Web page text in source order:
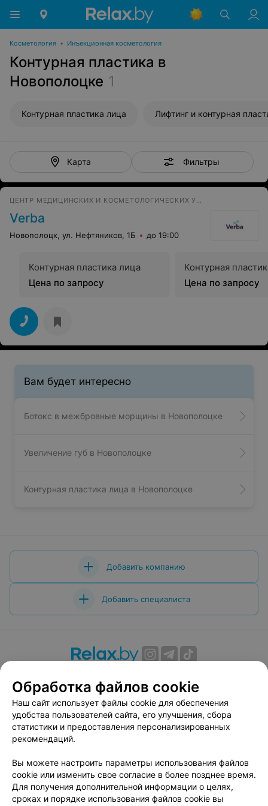
Косметология • Инъекционная косметология
Контурная пластика в
Новополоцке 1
Контурная пластика лица Лифтинг и контурная пластика
Карта Фильтры
ЦЕНТР МЕДИЦИНСКИХ И КОСМЕТОЛОГИЧЕСКИХ УСЛУГ
Verba
Новополоцк, ул. Нефтяников, 1Б до 19:00
Контурная пластика лица
Цена по запросу
Контурная
Цена по запросу
Вам будет интересно
Ботокс в межбровные морщины в Новополоцке
Увеличение губ в Новополоцке
Контурная пластика лица в Новополоцке
Добавить компанию
Добавить специалиста
Вакансии
Публичный договор
Способы оплаты
Публичный договор по использованию сервиса
«Афиша»
Пользовательское соглашение
Связаться по вопросам сотрудничества
Написать руководителю relax.by
Персональные настройки cookie
Обработка файлов cookie
Наш сайт использует файлы cookie для обеспечения
удобства пользователей сайта, его улучшения, сбора
статистики и предоставления персонализированных
рекомендаций.
Вы можете настроить параметры использования файлов
cookie или изменить свое согласие в более позднее время.
Для получения дополнительной информации о целях,
сроках и порядке использования файлов cookie вы